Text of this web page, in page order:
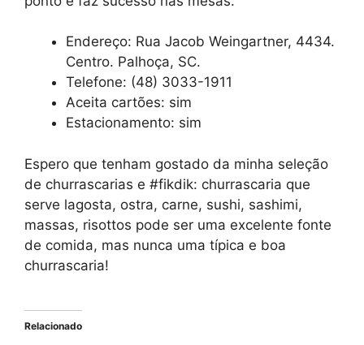
Endereço: Rua Jacob Weingartner, 4434.
Centro. Palhoça, SC.
Telefone: (48) 3033-1911
Aceita cartões: sim
Estacionamento: sim
Espero que tenham gostado da minha seleção
de churrascarias e #fikdik: churrascaria que
serve lagosta, ostra, carne, sushi, sashimi,
massas, risottos pode ser uma excelente fonte
de comida, mas nunca uma típica e boa
churrascaria!
Relacionado